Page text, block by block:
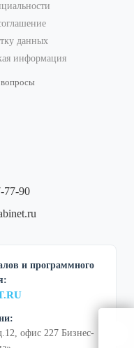
данных
информация
вопросы
77-90
и программного
офис 227 Бизнес-